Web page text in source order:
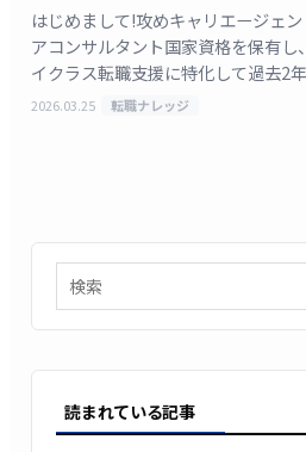
はじめまして!攻めキャリエージェ
アコンサルタント国家資格を保有
イクラス転職支援に特化して過去2
い、うち87%が希望企業への内定
2026.03.25 転職ナレッジ
検索
読まれている記事